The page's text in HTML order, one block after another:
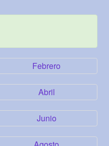
Febrero
Abril
Junio